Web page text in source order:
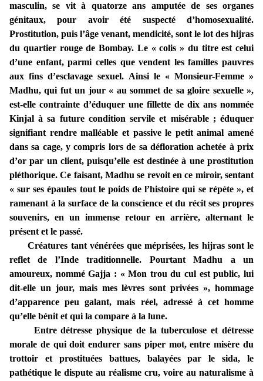
masculin, se vit à quatorze ans amputée de ses organes
génitaux, pour avoir été suspecté d’homosexualité.
Prostitution, puis l’âge venant, mendicité, sont le lot des hijras
du quartier rouge de Bombay. Le « colis » du titre est celui
d’une enfant, parmi celles que vendent les familles pauvres
aux fins d’esclavage sexuel. Ainsi le « Monsieur-Femme »
Madhu, qui fut un jour « au sommet de sa gloire sexuelle »,
est-elle contrainte d’éduquer une fillette de dix ans nommée
Kinjal à sa future condition servile et misérable ; éduquer
signifiant rendre malléable et passive le petit animal amené
dans sa cage, y compris lors de sa défloration achetée à prix
d’or par un client, puisqu’elle est destinée à une prostitution
pléthorique. Ce faisant, Madhu se revoit en ce miroir, sentant
« sur ses épaules tout le poids de l’histoire qui se répète », et
ramenant à la surface de la conscience et du récit ses propres
souvenirs, en un immense retour en arrière, alternant le
présent et le passé.
Créatures tant vénérées que méprisées, les hijras sont le
reflet de l’Inde traditionnelle. Pourtant Madhu a un
amoureux, nommé Gajja : « Mon trou du cul est public, lui
dit-elle un jour, mais mes lèvres sont privées », hommage
d’apparence peu galant, mais réel, adressé à cet homme
qu’elle bénit et qui la compare à la lune.
Entre détresse physique de la tuberculose et détresse
morale de qui doit endurer sans piper mot, entre misère du
trottoir et prostituées battues, balayées par le sida, le
pathétique le dispute au réalisme cru, voire au naturalisme à